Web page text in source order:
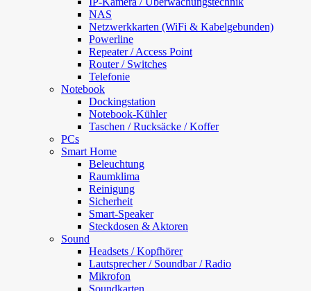
NAS
Netzwerkkarten (WiFi & Kabelgebunden)
Powerline
Repeater / Access Point
Router / Switches
Telefonie
Notebook
Dockingstation
Notebook-Kühler
Taschen / Rucksäcke / Koffer
PCs
Smart Home
Beleuchtung
Raumklima
Reinigung
Sicherheit
Smart-Speaker
Steckdosen & Aktoren
Sound
Headsets / Kopfhörer
Lautsprecher / Soundbar / Radio
Mikrofon
Soundkarten